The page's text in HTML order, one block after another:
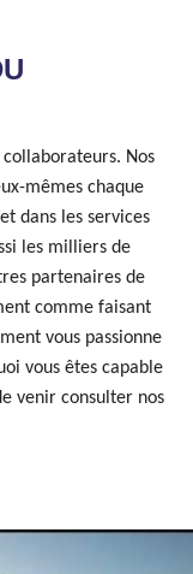
Nos
mêmes chaque
dans les services
les milliers de
partenaires de
comme faisant
vous passionne
vous êtes capable
venir consulter nos